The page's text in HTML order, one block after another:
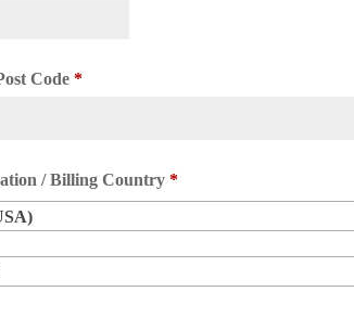
Code *
/ Billing Country *